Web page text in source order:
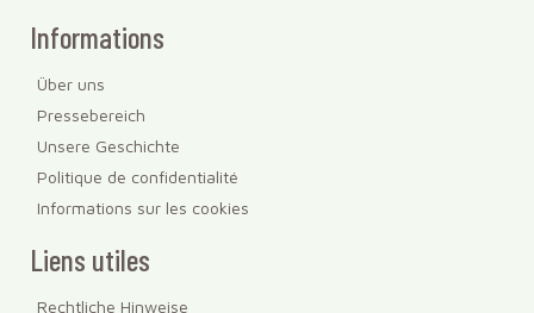
Informations
Über uns
Pressebereich
Unsere Geschichte
Politique de confidentialité
Informations sur les cookies
Liens utiles
Rechtliche Hinweise